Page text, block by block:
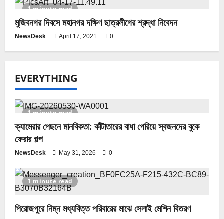
1 minute read
মুজিবনগর দিবসে মহানগর দক্ষিণ ছাত্রলীগের শ্রদ্ধা নিবেদন
NewsDesk April 17, 2021 0
EVERYTHING
1 minute read
ক্যামেরার পেছনে মানবিকতা: কাঁটাতারের বাধা পেরিয়ে স্বজনদের বুকে
ফেরার গল্প
NewsDesk May 31, 2026 0
1 minute read
পিরোজপুরে নিম্ন মধ্যবিত্ত পরিবারের মাঝে সেলাই মেশিন বিতরণ